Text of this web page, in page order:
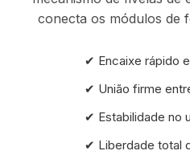
conecta os módulos de
✔ Encaixe rápido
✔ União firme
✔ Estabilidade no
✔ Liberdade total